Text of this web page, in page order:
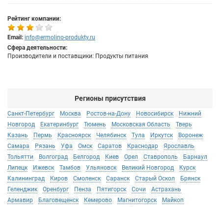
Рейтинг компании:
Email: info@ermolino-produkty.ru
Сфера деятельности:
Производители и поставщики: Продукты питания
Регионы присутствия
Санкт-Петербург Москва Ростов-на-Дону Новосибирск
Нижний
Новгород
Екатеринбург Тюмень Московская Область
Тверь
Казань
Пермь Красноярск Челябинск Тула Иркутск
Воронеж
Самара
Рязань Уфа Омск Саратов Краснодар
Ярославль
Тольятти
Волгоград Белгород Киев Орел Ставрополь
Барнаул
Липецк
Ижевск Тамбов Ульяновск Великий Новгород
Курск
Калининград
Киров Смоленск Саранск Старый Оскол
Брянск
Геленджик
Оренбург Пенза Пятигорск Сочи
Астрахань
Армавир
Благовещенск Кемерово Магнитогорск
Майкоп